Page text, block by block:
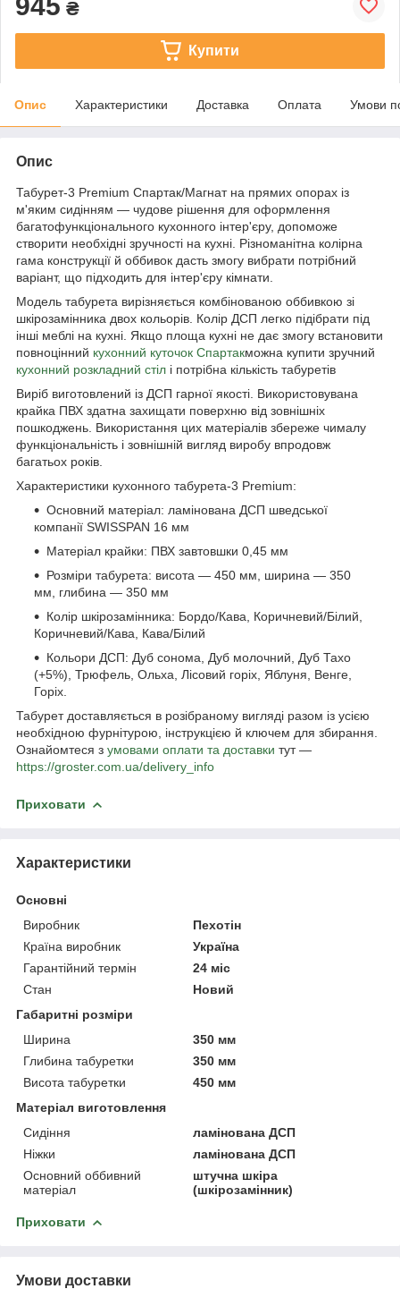
₴
Купити
Опис Характеристики Доставка Оплата Умови
Опис
Табурет-3 Premium Спартак/Магнат на прямих опорах із
м'яким сидінням — чудове рішення для оформлення
багатофункціонального кухонного інтер'єру, допоможе
створити необхідні зручності на кухні. Різноманітна колірна
гама конструкції й оббивок дасть змогу вибрати потрібний
варіант, що підходить для інтер'єру кімнати.
Модель табурета вирізняється комбінованою оббивкою зі
шкірозамінника двох кольорів. Колір ДСП легко підібрати під
інші меблі на кухні. Якщо площа кухні не дає змогу встановити
повноцінний кухонний куточок Спартакможна купити зручний
кухонний розкладний стіл і потрібна кількість табуретів
Виріб виготовлений із ДСП гарної якості. Використовувана
крайка ПВХ здатна захищати поверхню від зовнішніх
пошкоджень. Використання цих матеріалів збереже чималу
функціональність і зовнішній вигляд виробу впродовж
багатьох років.
Характеристики кухонного табурета-3 Premium:
Основний матеріал: ламінована ДСП шведської
компанії SWISSPAN 16 мм
Матеріал крайки: ПВХ завтовшки 0,45 мм
Розміри табурета: висота — 450 мм, ширина — 350
мм, глибина — 350 мм
Колір шкірозамінника: Бордо/Кава, Коричневий/Білий,
Коричневий/Кава, Кава/Білий
Кольори ДСП: Дуб сонома, Дуб молочний, Дуб Тахо
(+5%), Трюфель, Ольха, Лісовий горіх, Яблуня, Венге,
Горіх.
Табурет доставляється в розібраному вигляді разом із усією
необхідною фурнітурою, інструкцією й ключем для збирання.
Ознайомтеся з умовами оплати та доставки тут —
https://groster.com.ua/delivery_info
Приховати
Характеристики
Основні
Виробник
Пехотін
Країна виробник
Україна
Гарантійний термін
24 міс
Стан
Новий
Габаритні розміри
Ширина
350 мм
Глибина табуретки
350 мм
Висота табуретки
450 мм
Матеріал виготовлення
Сидіння
ламінована ДСП
Ніжки
ламінована ДСП
Основний оббивний
матеріал
штучна шкіра
(шкірозамінник)
Приховати
Умови доставки